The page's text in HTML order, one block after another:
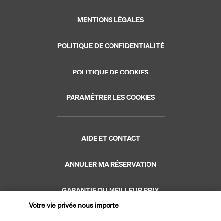
MENTIONS LÉGALES
POLITIQUE DE CONFIDENTIALITÉ
POLITIQUE DE COOKIES
PARAMÉTRER LES COOKIES
AIDE ET CONTACT
ANNULER MA RÉSERVATION
GARANTIE DU MEILLEUR PRIX
Votre vie privée nous importe